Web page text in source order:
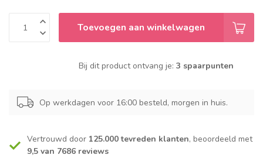
Toevoegen aan winkelwagen
Bij dit product ontvang je: 3 spaarpunten
Op werkdagen voor 16:00 besteld, morgen in huis.
Vertrouwd door 125.000 tevreden klanten, beoordeeld met
9,5 van 7686 reviews